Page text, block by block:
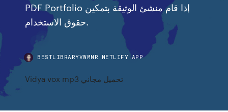
PDF Portfolio إذا قام منشئ الوثيقة بتمكين
حقوق الاستخدام.
BESTLIBRARYVWMNR.NETLIFY.APP
Vidya vox mp3 تحميل مجاني